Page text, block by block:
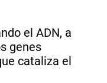
el ADN, a
genes
cataliza el